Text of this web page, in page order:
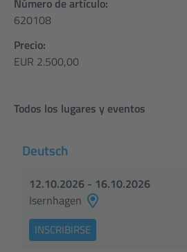
Número de artículo:
620108
Precio:
EUR 2.500,00
Todos los lugares y eventos
Deutsch
12.10.2026 - 16.10.2026
Isernhagen
INSCRIBIRSE